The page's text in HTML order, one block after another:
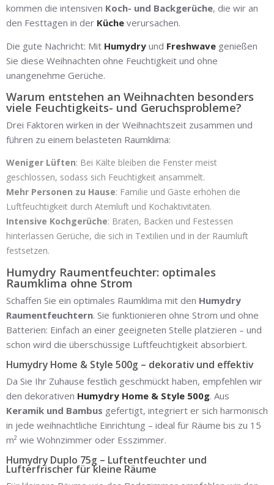
kommen die intensiven Koch- und Backgerüche, die wir an
den Festtagen in der Küche verursachen.
Die gute Nachricht: Mit Humydry und Freshwave genießen
Sie diese Weihnachten ohne Feuchtigkeit und ohne
unangenehme Gerüche.
Warum entstehen an Weihnachten besonders
viele Feuchtigkeits- und Geruchsprobleme?
Drei Faktoren wirken in der Weihnachtszeit zusammen und
führen zu einem belasteten Raumklima:
Weniger Lüften: Bei Kälte bleiben die Fenster meist
geschlossen, sodass sich Feuchtigkeit ansammelt.
Mehr Personen zu Hause: Familie und Gäste erhöhen die
Luftfeuchtigkeit durch Atemluft und Kochaktivitäten.
Intensive Kochgerüche: Braten, Backen und Festessen
hinterlassen Gerüche, die sich in Textilien und in der Raumluft
festsetzen.
Humydry Raumentfeuchter: optimales
Raumklima ohne Strom
Schaffen Sie ein optimales Raumklima mit den Humydry
Raumentfeuchtern. Sie funktionieren ohne Strom und ohne
Batterien: Einfach an einer geeigneten Stelle platzieren – und
schon wird die überschüssige Luftfeuchtigkeit absorbiert.
Humydry Home & Style 500g – dekorativ und effektiv
Da Sie Ihr Zuhause festlich geschmückt haben, empfehlen wir
den dekorativen Humydry Home & Style 500g. Aus
Keramik und Bambus gefertigt, integriert er sich harmonisch
in jede weihnachtliche Einrichtung – ideal für Räume bis zu 15
m² wie Wohnzimmer oder Esszimmer.
Humydry Duplo 75g – Luftentfeuchter und
Lufterfrischer für kleine Räume